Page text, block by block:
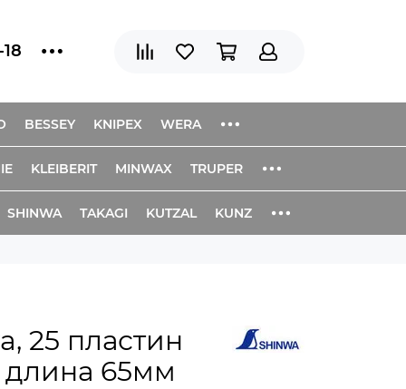
BESSEY KNIPEX WERA
KLEIBERIT MINWAX TRUPER
SHINWA TAKAGI KUTZAL KUNZ
25 пластин
длина 65мм